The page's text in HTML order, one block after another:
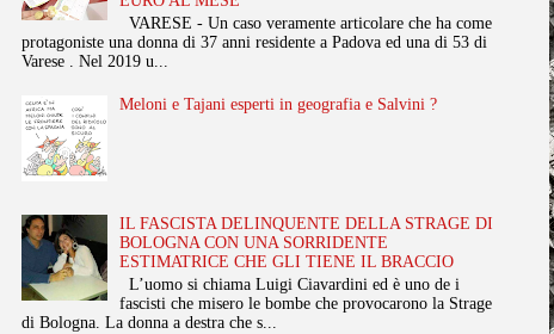
VARESE - Un caso veramente articolare che ha come
protagoniste una donna di 37 anni residente a Padova ed una di 53 di
Varese . Nel 2019 u...
Meloni e Tajani esperti in geografia e Salvini ?
IL FASCISTA DELINQUENTE DELLA STRAGE DI
BOLOGNA CON UNA SORRIDENTE
ESTIMATRICE CHE GLI TIENE IL BRACCIO
L’uomo si chiama Luigi Ciavardini ed è uno de i
fascisti che misero le bombe che provocarono la Strage
di Bologna. La donna a destra che s...